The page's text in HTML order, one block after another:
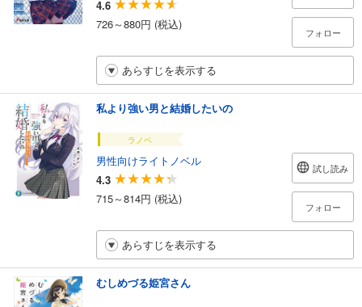
4.6
726～880円 (税込)
フォロー
あらすじを表示する
私より強い男と結婚したいの
ラノベ
男性向けライトノベル
4.3
715～814円 (税込)
試し読み
フォロー
あらすじを表示する
むしめづる姫宮さん